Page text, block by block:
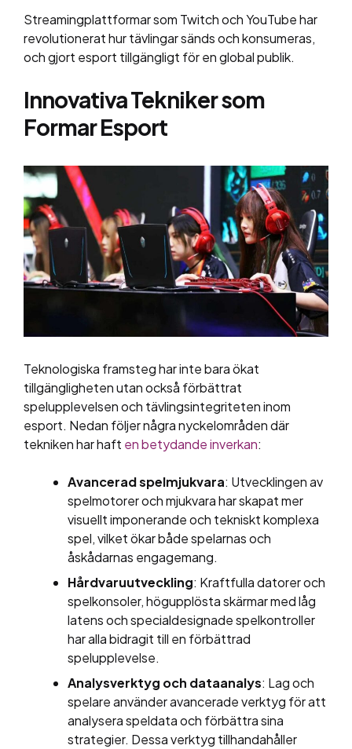
Streamingplattformar som Twitch och YouTube har
revolutionerat hur tävlingar sänds och konsumeras,
och gjort esport tillgängligt för en global publik.
Innovativa Tekniker som
Formar Esport
Teknologiska framsteg har inte bara ökat
tillgängligheten utan också förbättrat
spelupplevelsen och tävlingsintegriteten inom
esport. Nedan följer några nyckelområden där
tekniken har haft en betydande inverkan:
Avancerad spelmjukvara: Utvecklingen av
spelmotorer och mjukvara har skapat mer
visuellt imponerande och tekniskt komplexa
spel, vilket ökar både spelarnas och
åskådarnas engagemang.
Hårdvaruutveckling: Kraftfulla datorer och
spelkonsoler, högupplösta skärmar med låg
latens och specialdesignade spelkontroller
har alla bidragit till en förbättrad
spelupplevelse.
Analysverktyg och dataanalys: Lag och
spelare använder avancerade verktyg för att
analysera speldata och förbättra sina
strategier. Dessa verktyg tillhandahåller